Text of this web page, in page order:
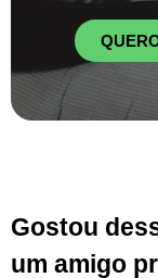
Gostou
um amigo